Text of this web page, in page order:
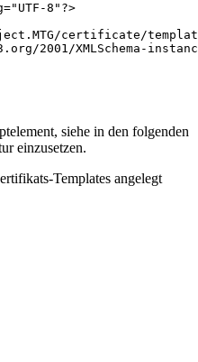
8"?>
certificate/
2001/XMLSchema-
siehe in den folgenden
einzusetzen.
Templates angelegt